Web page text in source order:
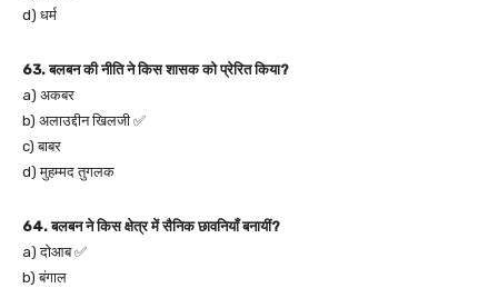
d) धर्म
63. बलबन की नीति ने किस शासक को प्रेरित किया?
a) अकबर
b) अलाउद्दीन खिलजी ✅
c) बाबर
d) मुहम्मद तुगलक
64. बलबन ने किस क्षेत्र में सैनिक छावनियाँ बनायीं?
a) दोआब ✅
b) बंगाल